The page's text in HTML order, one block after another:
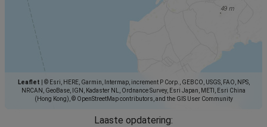
Leaflet
© Esri, HERE, Garmin, Intermap, increment P Corp., GEBCO, USGS, FAO, NPS,
NRCAN, GeoBase, IGN, Kadaster NL, Ordnance Survey, Esri Japan, METI, Esri China
(Hong Kong), © OpenStreetMap contributors, and the GIS User Community
Laaste opdatering: